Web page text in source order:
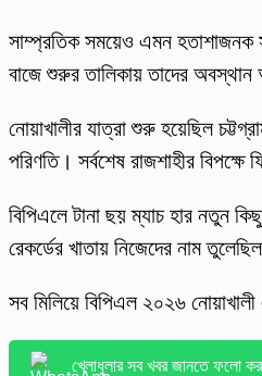
সাম্প্রতিক সময়েও এমন হতাশাজনক
বাজে শুরুর তালিকায় তাদের
নোয়াখালীর যাত্রা শুরু হয়েছিল
পরিণতি। সর্বশেষ রাজশাহীর
বিপিএলে টানা ছয় ম্যাচ হার নতুন
রেকর্ডের খাতায় নিজেদের নাম
সব মিলিয়ে বিপিএল ২০২৬
খেলাধুলার সব খবর জানতে ফলো